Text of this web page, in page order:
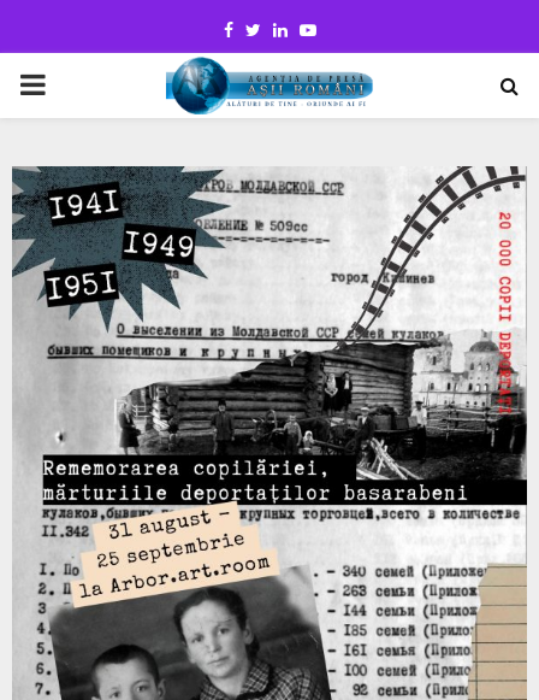
Facebook
TwitterLinkedinYoutube
PRIMARY